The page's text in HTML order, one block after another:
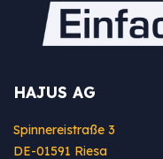
HAJUS AG
Spinnereistraße 3
DE-01591 Riesa